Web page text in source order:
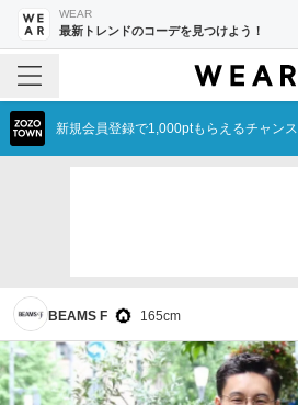
WEAR
最新トレンドのコーデを見つけよう！
新規会員登録で1,000ptもらえるチャンス
BEAMS F 165cm